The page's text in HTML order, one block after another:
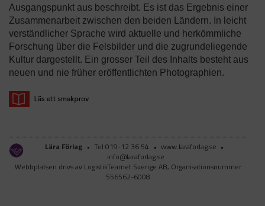
Ausgangspunkt aus beschreibt. Es ist das Ergebnis einer
Zusammenarbeit zwischen den beiden Ländern. In leicht
verständlicher Sprache wird aktuelle und herkömmliche
Forschung über die Felsbilder und die zugrundeliegende
Kultur dargestellt. Ein grosser Teil des Inhalts besteht aus
neuen und nie früher eröffentlichten Photographien.
Lära Förlag • Tel 019-12 36 54 • www.laraforlag.se •
info@laraforlag.se
Webbplatsen drivs av LogistikTeamet Sverige AB, Organisationsnummer
556562-6008